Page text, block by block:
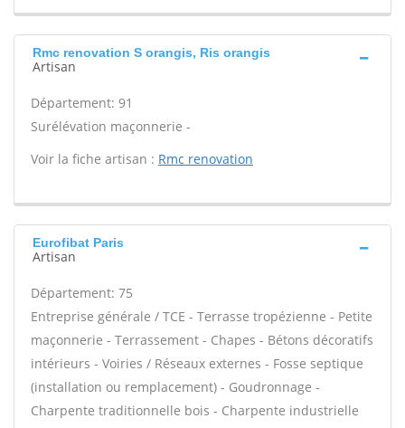
Rmc renovation S orangis, Ris orangis
Artisan
Département: 91
Surélévation maçonnerie -
Voir la fiche artisan : Rmc renovation
Eurofibat Paris
Artisan
Département: 75
Entreprise générale / TCE - Terrasse tropézienne - Petite
maçonnerie - Terrassement - Chapes - Bétons décoratifs
intérieurs - Voiries / Réseaux externes - Fosse septique
(installation ou remplacement) - Goudronnage -
Charpente traditionnelle bois - Charpente industrielle